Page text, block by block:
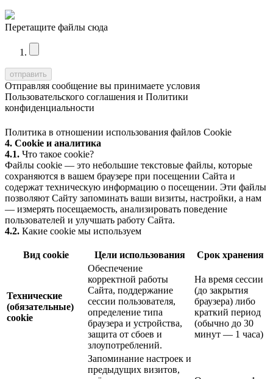
Перетащите файлы сюда
Отправляя сообщение вы принимаете условия
Пользовательского соглашения и Политики
конфиденциальности
Политика в отношении использования файлов Cookie
4. Cookie и аналитика
4.1. Что такое cookie?
Файлы cookie — это небольшие текстовые файлы, которые
сохраняются в вашем браузере при посещении Сайта и
содержат техническую информацию о посещении. Эти файлы
позволяют Сайту запоминать ваши визиты, настройки, а нам
— измерять посещаемость, анализировать поведение
пользователей и улучшать работу Сайта.
4.2. Какие cookie мы используем
Вид cookie Цели использования Срок хранения
Технические
(обязательные)
cookie
Обеспечение
корректной работы
Сайта, поддержание
сессии пользователя,
определение типа
браузера и устройства,
защита от сбоев и
злоупотреблений.
На время сессии
(до закрытия
браузера) либо
краткий период
(обычно до 30
минут — 1 часа)
Запоминание настроек и
предыдущих визитов,